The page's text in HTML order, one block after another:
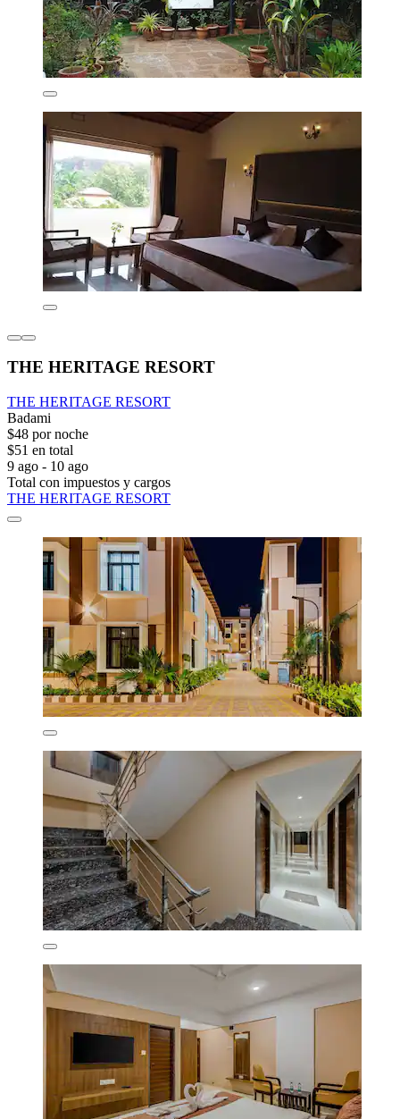
THE HERITAGE RESORT
THE HERITAGE RESORT
Badami
$48 por noche
$51 en total
9 ago - 10 ago
Total con impuestos y cargos
THE HERITAGE RESORT